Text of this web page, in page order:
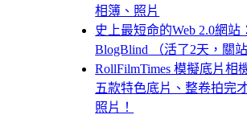
相簿、照片
史上最短命的Web 2.0網站
BlogBlind （活了2天，關站
RollFilmTimes 模擬底片相
五款特色底片、整卷拍完
照片！